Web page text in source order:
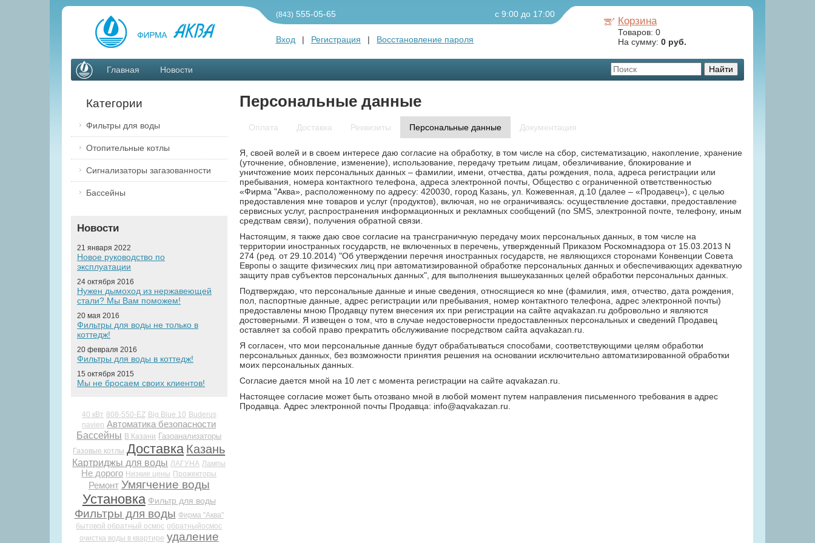
(843)555-05-65 c 9:00 до 17:00
Вход | Регистрация | Восстановление пароля
Корзина
Товаров: 0
На сумму: 0 руб.
Главная Новости
Персональные данные
Оплата Доставка Реквизиты Персональные данные Документация
Я, cвоей волей и в своем интересе даю согласие на обработку, в том числе на сбор, систематизацию, накопление, хранение
(уточнение, обновление, изменение), использование, передачу третьим лицам, обезличивание, блокирование и
уничтожение моих персональных данных – фамилии, имени, отчества, даты рождения, пола, адреса регистрации или
пребывания, номера контактного телефона, адреса электронной почты, Общество с ограниченной ответственностью
«Фирма "Аква», расположенному по адресу: 420030, город Казань, ул. Кожевенная, д.10 (далее – «Продавец»), с целью
предоставления мне товаров и услуг (продуктов), включая, но не ограничиваясь: осуществление доставки, предоставление
сервисных услуг, распространения информационных и рекламных сообщений (по SMS, электронной почте, телефону, иным
средствам связи), получения обратной связи.
Настоящим, я также даю свое согласие на трансграничную передачу моих персональных данных, в том числе на
территории иностранных государств, не включенных в перечень, утвержденный Приказом Роскомнадзора от 15.03.2013 N
274 (ред. от 29.10.2014) "Об утверждении перечня иностранных государств, не являющихся сторонами Конвенции Совета
Европы о защите физических лиц при автоматизированной обработке персональных данных и обеспечивающих адекватную
защиту прав субъектов персональных данных", для выполнения вышеуказанных целей обработки персональных данных.
Подтверждаю, что персональные данные и иные сведения, относящиеся ко мне (фамилия, имя, отчество, дата рождения,
пол, паспортные данные, адрес регистрации или пребывания, номер контактного телефона, адрес электронной почты)
предоставлены мною Продавцу путем внесения их при регистрации на сайте aqvakazan.ru добровольно и являются
достоверными. Я извещен о том, что в случае недостоверности предоставленных персональных и сведений Продавец
оставляет за собой право прекратить обслуживание посредством сайта aqvakazan.ru.
Я согласен, что мои персональные данные будут обрабатываться способами, соответствующими целям обработки
персональных данных, без возможности принятия решения на основании исключительно автоматизированной обработки
моих персональных данных.
Согласие дается мной на 10 лет с момента регистрации на сайте aqvakazan.ru.
Настоящее согласие может быть отозвано мной в любой момент путем направления письменного требования в адрес
Продавца. Адрес электронной почты Продавца: info@aqvakazan.ru.
Категории
Фильтры для воды
Отопительные котлы
Сигнализаторы загазованности
Бассейны
Новости
21 января 2022
Новое руководство по
эксплуатации
24 октября 2016
Нужен дымоход из нержавеющей
стали? Мы Вам поможем!
20 мая 2016
Фильтры для воды не только в
коттедж!
20 февраля 2016
Фильтры для воды в коттедж!
15 октября 2015
Мы не бросаем своих клиентов!
40 кВт 808-550-EZ Big Blue 10 Buderus
navien Автоматика безопасности
Бассейны В Казани Газоанализаторы
Газовые котлы Доставка Казань
Картриджы для воды ЛАГУНА Лампы
Не дорого Низкие цены Прожекторы
Ремонт Умягчение воды
Установка Фильтр для воды
Фильтры для воды Фирма "Аква"
бытовой обратный осмос обратныйосмос
очистка воды в квартире удаление